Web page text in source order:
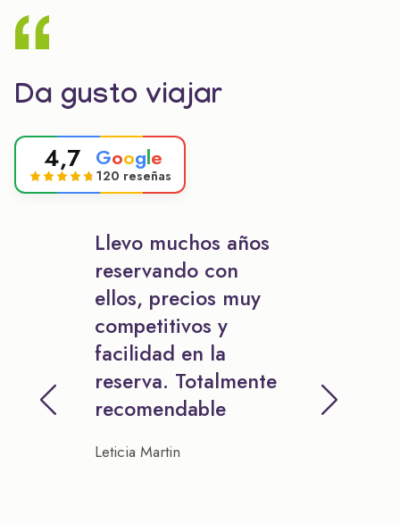
Da gusto viajar
4,7 Google
120 reseñas
Llevo muchos años
reservando con
ellos, precios muy
competitivos y
facilidad en la
reserva. Totalmente
recomendable
Leticia Martin